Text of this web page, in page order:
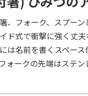
、フォーク、スプー
ド式で衝撃に強く丈
は名前を書くスペー
ォークの先端はステ